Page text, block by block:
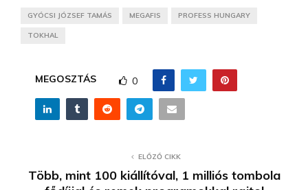
GYÓCSI JÓZSEF TAMÁS MEGAFIS PROFESS HUNGARY
TOKHAL
MEGOSZTÁS 0
ELŐZŐ CIKK
Több, mint 100 kiállítóval, 1 milliós tombola